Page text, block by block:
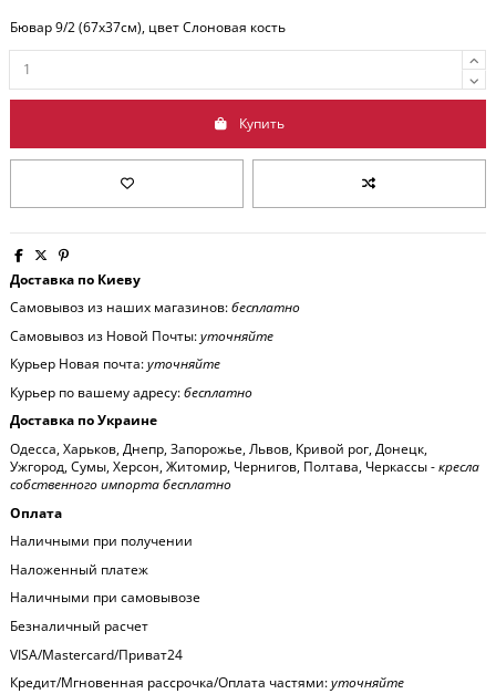
Бювар 9/2 (67x37см), цвет Слоновая кость
Купить
Доставка по Киеву
Самовывоз из наших магазинов:бесплатно
Самовывоз из Новой Почты:уточняйте
Курьер Новая почта:уточняйте
Курьер по вашему адресу:бесплатно
Доставка по Украине
Одесса, Харьков, Днепр, Запорожье, Львов, Кривой рог, Донецк,
Ужгород, Сумы, Херсон, Житомир, Чернигов, Полтава, Черкассы -кресла
собственного импорта бесплатно
Оплата
Наличными при получении
Наложенный платеж
Наличными при самовывозе
Безналичный расчет
VISA/Mastercard/Приват24
Кредит/Мгновенная рассрочка/Оплата частями:уточняйте